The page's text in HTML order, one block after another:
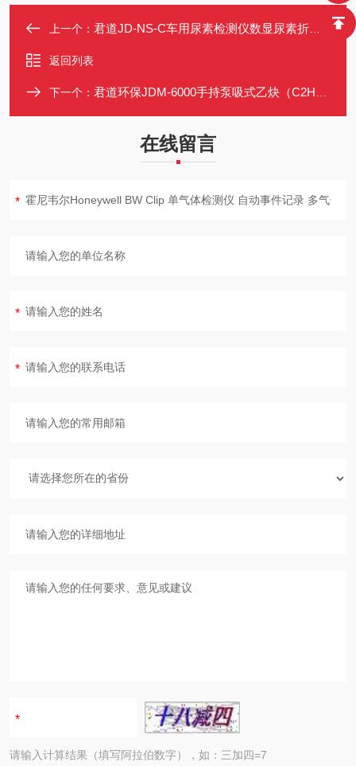
上一个： 君道JD-NS-C车用尿素检测仪数显尿素折射仪 柴油车尿素溶液浓度计
返回列表
下一个： 君道环保JDM-6000手持泵吸式乙炔（C2H2）检测仪
在线留言
请输入计算结果（填写阿拉伯数字），如：三加四=7